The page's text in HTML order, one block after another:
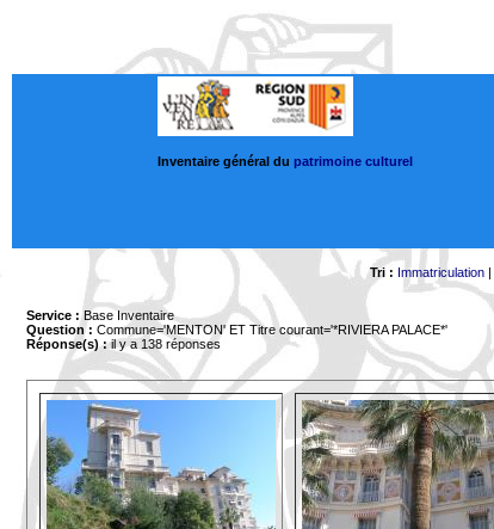
Inventaire général du patrimoine culturel
Tri : Immatriculation|
Service : Base Inventaire
Question : Commune='MENTON' ET Titre courant='*RIVIERA PALACE*'
Réponse(s) :il y a 138 réponses